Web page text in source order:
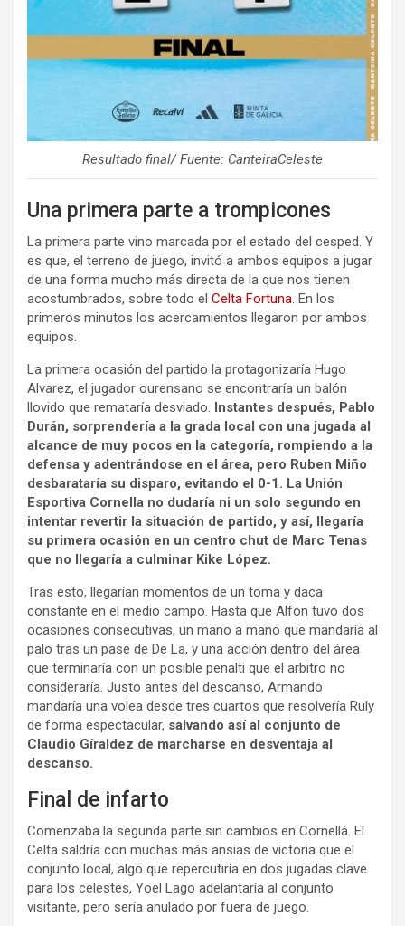
Resultado final/ Fuente: CanteiraCeleste
Una primera parte a trompicones
La primera parte vino marcada por el estado del cesped. Y
es que, el terreno de juego, invitó a ambos equipos a jugar
de una forma mucho más directa de la que nos tienen
acostumbrados, sobre todo el Celta Fortuna. En los
primeros minutos los acercamientos llegaron por ambos
equipos.
La primera ocasión del partido la protagonizaría Hugo
Alvarez, el jugador ourensano se encontraría un balón
llovido que remataría desviado. Instantes después, Pablo
Durán, sorprendería a la grada local con una jugada al
alcance de muy pocos en la categoría, rompiendo a la
defensa y adentrándose en el área, pero Ruben Miño
desbarataría su disparo, evitando el 0-1. La Unión
Esportiva Cornella no dudaría ni un solo segundo en
intentar revertir la situación de partido, y así, llegaría
su primera ocasión en un centro chut de Marc Tenas
que no llegaría a culminar Kike López.
Tras esto, llegarían momentos de un toma y daca
constante en el medio campo. Hasta que Alfon tuvo dos
ocasiones consecutivas, un mano a mano que mandaría al
palo tras un pase de De La, y una acción dentro del área
que terminaría con un posible penalti que el arbitro no
consideraría. Justo antes del descanso, Armando
mandaría una volea desde tres cuartos que resolvería Ruly
de forma espectacular, salvando así al conjunto de
Claudio Gíraldez de marcharse en desventaja al
descanso.
Final de infarto
Comenzaba la segunda parte sin cambios en Cornellá. El
Celta saldría con muchas más ansias de victoria que el
conjunto local, algo que repercutiría en dos jugadas clave
para los celestes, Yoel Lago adelantaría al conjunto
visitante, pero sería anulado por fuera de juego.